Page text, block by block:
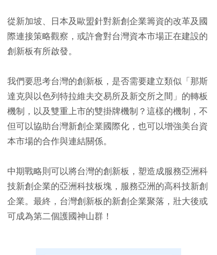
從新加坡、日本及歐盟針對新創企業籌資的改革及國
際連接策略觀察，或許會對台灣資本市場正在建設的
創新板有所啟發。
我們要思考台灣的創新板，是否需要建立類似「那斯
達克與以色列特拉維夫交易所及新交所之間」的轉板
機制，以及雙重上市的雙掛牌機制？這樣的機制，不
但可以協助台灣新創企業國際化，也可以增強美台資
本市場的合作與連結關係。
中期戰略則可以將台灣的創新板，塑造成服務亞洲科
技新創企業的亞洲科技板塊，服務亞洲的高科技新創
企業。最終，台灣創新板的新創企業聚落，壯大後或
可成為第二個護國神山群！